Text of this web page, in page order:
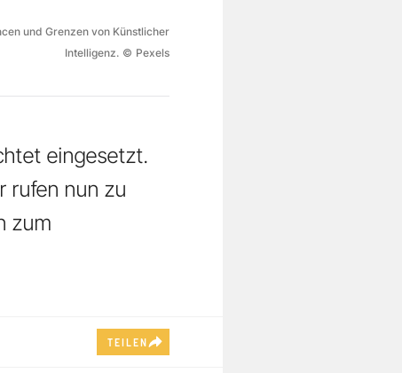
und Grenzen von Künstlicher
Intelligenz. © Pexels
eingesetzt.
rufen nun zu
zum
TEILEN